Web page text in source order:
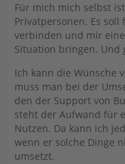
Für mich mich selbst
Privatpersonen. Es
verbinden und mir
Situation bringen. Und
Ich kann die Wünsche
muss man bei der
den der Support von
steht der Aufwand für
Nutzen. Da kann ich
wenn er solche Dinge
umsetzt.